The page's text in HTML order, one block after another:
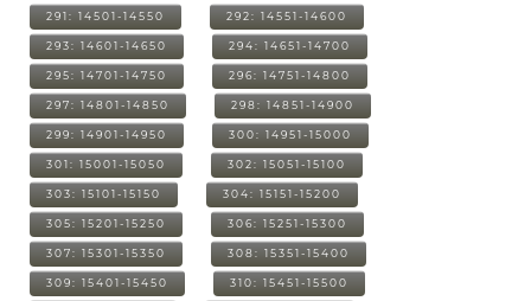
291: 14501-14550 292: 14551-14600
293: 14601-14650 294: 14651-14700
295: 14701-14750 296: 14751-14800
297: 14801-14850 298: 14851-14900
299: 14901-14950 300: 14951-15000
301: 15001-15050 302: 15051-15100
303: 15101-15150 304: 15151-15200
305: 15201-15250 306: 15251-15300
307: 15301-15350 308: 15351-15400
309: 15401-15450 310: 15451-15500